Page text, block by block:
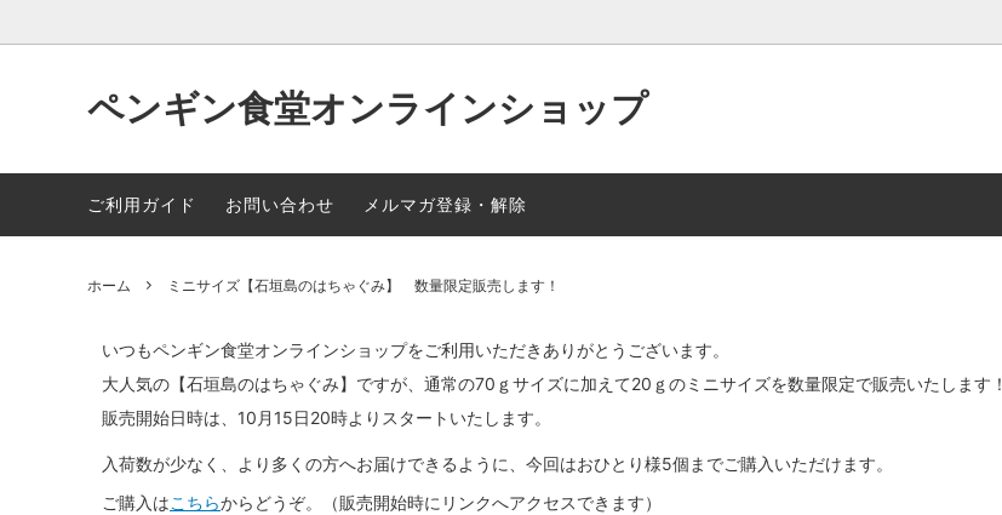
ペンギン食堂オンラインショップ
領収書や納品書の発行について
オンラインショップでの取り扱い商品・
ご利用ガイド お問い合わせ メルマガ登録・解除
ホーム ミニサイズ【石垣島のはちゃぐみ】 数量限定販売します！
いつもペンギン食堂オンラインショップをご利用いただきありがとうございます。
大人気の【石垣島のはちゃぐみ】ですが、通常の70ｇサイズに加えて20ｇのミニサイズを数量限定で販売いたします！
販売開始日時は、10月15日20時よりスタートいたします。
入荷数が少なく、より多くの方へお届けできるように、今回はおひとり様5個までご購入いただけます。
ご購入はこちらからどうぞ。（販売開始時にリンクへアクセスできます）